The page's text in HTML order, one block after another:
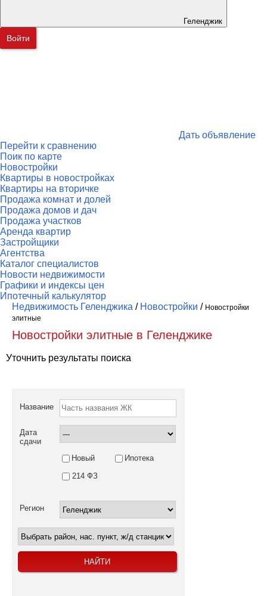
Геленджик
Войти
Дать объявление
Перейти к сравнению
Поик по карте
Новостройки
Квартиры в новостройках
Квартиры на вторичке
Продажа комнат и долей
Продажа домов и дач
Продажа участков
Аренда квартир
Застройщики
Агентства
Каталог специалистов
Новости недвижимости
Графики и индексы цен
Ипотечный калькулятор
Недвижимость Геленджика / Новостройки / Новостройки
элитные
Новостройки элитные в Геленджике
Уточнить результаты поиска
Название
Дата
сдачи
Новый
Ипотека
214 ФЗ
Регион